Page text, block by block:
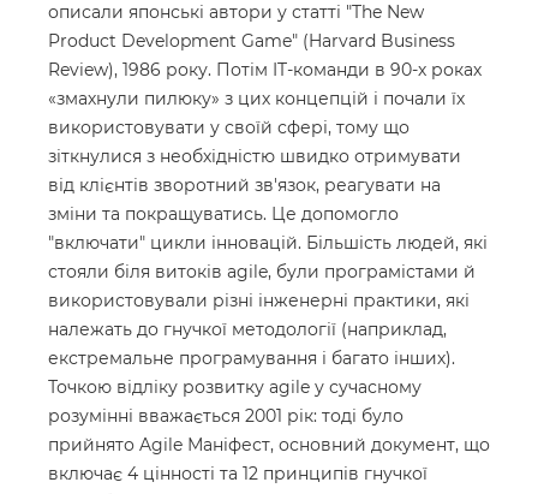
описали японські автори у статті "The New
Product Development Game" (Harvard Business
Review), 1986 року. Потім IT-команди в 90-х роках
«змахнули пилюку» з цих концепцій і почали їх
використовувати у своїй сфері, тому що
зіткнулися з необхідністю швидко отримувати
від клієнтів зворотний зв'язок, реагувати на
зміни та покращуватись. Це допомогло
"включати" цикли інновацій. Більшість людей, які
стояли біля витоків agile, були програмістами й
використовували різні інженерні практики, які
належать до гнучкої методології (наприклад,
екстремальне програмування і багато інших).
Точкою відліку розвитку agile у сучасному
розумінні вважається 2001 рік: тоді було
прийнято Agile Маніфест, основний документ, що
включає 4 цінності та 12 принципів гнучкої